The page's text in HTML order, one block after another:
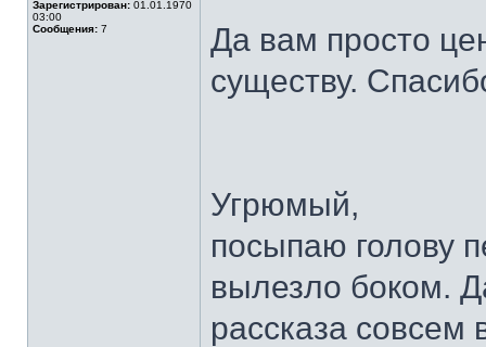
Зарегистрирован: 01.01.1970
03:00
Сообщения: 7
Да вам просто
существу.
Угрюмый,
посыпаю голову
вылезло боком.
рассказа совсем